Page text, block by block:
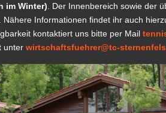
im Winter) . Der Innenbereich sowie der
Nähere Informationen findet ihr auch
kontaktiert uns bitte per Mail
unter wirtschaftsfuehrer@tc-